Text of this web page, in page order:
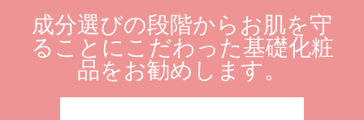
成分選びの段階からお肌を守
ることにこだわった基礎化粧
品をお勧めします。